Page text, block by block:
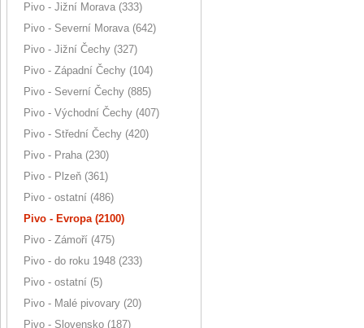
Pivo - Jižní Morava (333)
Pivo - Severní Morava (642)
Pivo - Jižní Čechy (327)
Pivo - Západní Čechy (104)
Pivo - Severní Čechy (885)
Pivo - Východní Čechy (407)
Pivo - Střední Čechy (420)
Pivo - Praha (230)
Pivo - Plzeň (361)
Pivo - ostatní (486)
Pivo - Evropa (2100)
Pivo - Zámoří (475)
Pivo - do roku 1948 (233)
Pivo - ostatní (5)
Pivo - Malé pivovary (20)
Pivo - Slovensko (187)